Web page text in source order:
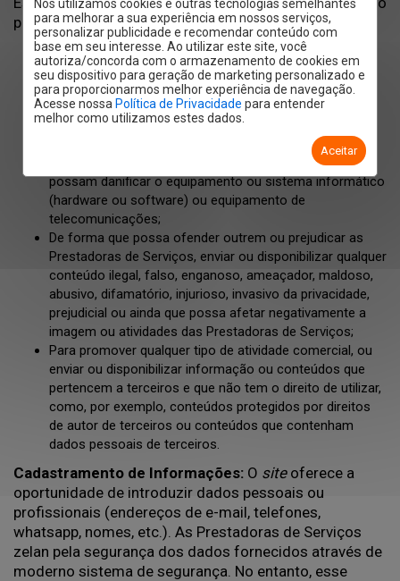
Nós utilizamos cookies e outras tecnologias semelhantes
para melhorar a sua experiência em nossos serviços,
personalizar publicidade e recomendar conteúdo com
base em seu interesse. Ao utilizar este site, você
autoriza/concorda com o armazenamento de cookies em
seu dispositivo para geração de marketing personalizado e
para proporcionarmos melhor experiência de navegação.
Acesse nossa Política de Privacidade para entender
melhor como utilizamos estes dados.
Aceitar
poderá ser utilizado para:
Por qualquer razão ou finalidade que seja ilegal,
difamatória, ofensiva, prejudicial, abusiva, invasiva da
privacidade de outrem ou censurável;
De forma que possa prejudicar ou interromper este
Website ou qualquer um dos nossos serviços, ou a
utilização pacífica por parte de outros utilizadores;
Para transmitir vírus ou outra codificação maliciosa que
possam danificar o equipamento ou sistema informático
(hardware ou software) ou equipamento de
telecomunicações;
De forma que possa ofender outrem ou prejudicar as
Prestadoras de Serviços, enviar ou disponibilizar qualquer
conteúdo ilegal, falso, enganoso, ameaçador, maldoso,
abusivo, difamatório, injurioso, invasivo da privacidade,
prejudicial ou ainda que possa afetar negativamente a
imagem ou atividades das Prestadoras de Serviços;
Para promover qualquer tipo de atividade comercial, ou
enviar ou disponibilizar informação ou conteúdos que
pertencem a terceiros e que não tem o direito de utilizar,
como, por exemplo, conteúdos protegidos por direitos
de autor de terceiros ou conteúdos que contenham
dados pessoais de terceiros.
Cadastramento de Informações: O siteoferece a
oportunidade de introduzir dados pessoais ou
profissionais (endereços de e-mail, telefones,
whatsapp, nomes, etc.). As Prestadoras de Serviços
zelan pela segurança dos dados fornecidos através de
moderno sistema de segurança. No entanto, esse